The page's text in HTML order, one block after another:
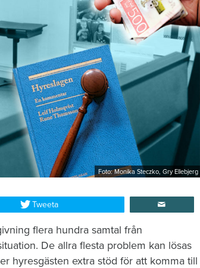
Foto: Monika Steczko, Gry Ellebjerg
Tweeta
flera hundra samtal från
De allra flesta problem kan lösas
hyresgästen extra stöd för att komma till